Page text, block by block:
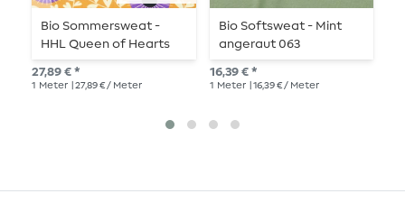
Bio Sommersweat -
HHL Queen of Hearts
Court Garden Gelb
27,89 € *
1 Meter | 27,89 € / Meter
Bio Softsweat - Mint
angeraut 063
16,39 € *
1 Meter | 16,39 € / Meter